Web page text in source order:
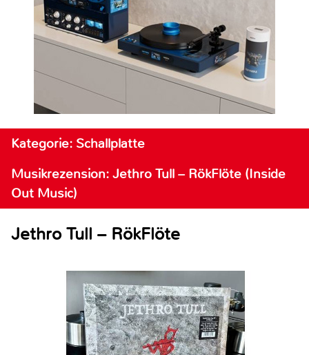
Kategorie: Schallplatte
Musikrezension: Jethro Tull – RökFlöte (Inside
Out Music)
Jethro Tull – RökFlöte